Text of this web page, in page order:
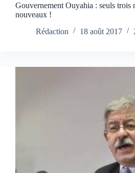
Gouvernement Ouyahia : seuls trois
nouveaux !
Rédaction
18 août 2017